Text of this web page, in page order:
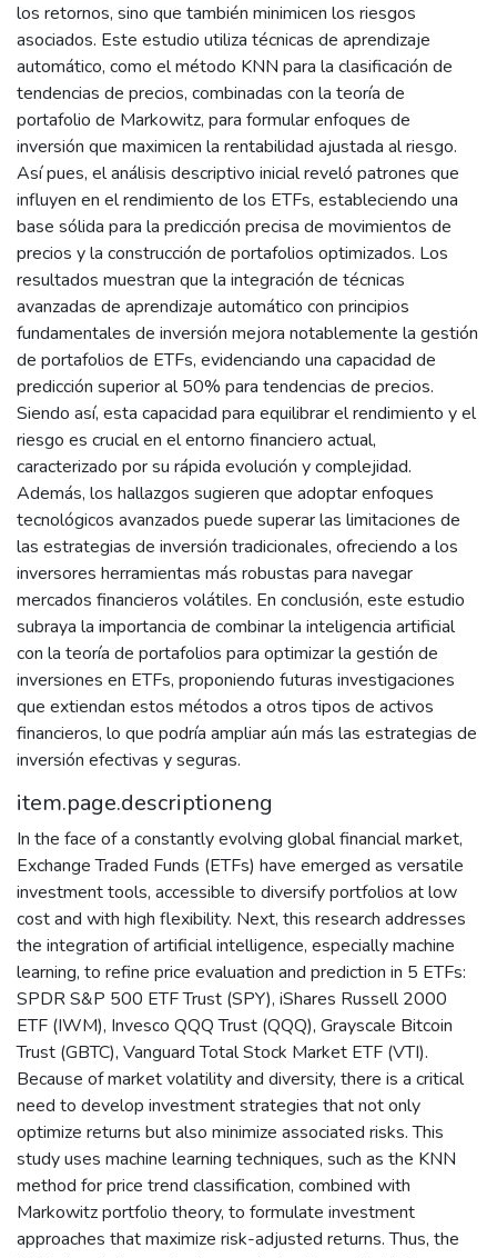
los retornos, sino que también minimicen los riesgos
asociados. Este estudio utiliza técnicas de aprendizaje
automático, como el método KNN para la clasificación de
tendencias de precios, combinadas con la teoría de
portafolio de Markowitz, para formular enfoques de
inversión que maximicen la rentabilidad ajustada al riesgo.
Así pues, el análisis descriptivo inicial reveló patrones que
influyen en el rendimiento de los ETFs, estableciendo una
base sólida para la predicción precisa de movimientos de
precios y la construcción de portafolios optimizados. Los
resultados muestran que la integración de técnicas
avanzadas de aprendizaje automático con principios
fundamentales de inversión mejora notablemente la gestión
de portafolios de ETFs, evidenciando una capacidad de
predicción superior al 50% para tendencias de precios.
Siendo así, esta capacidad para equilibrar el rendimiento y el
riesgo es crucial en el entorno financiero actual,
caracterizado por su rápida evolución y complejidad.
Además, los hallazgos sugieren que adoptar enfoques
tecnológicos avanzados puede superar las limitaciones de
las estrategias de inversión tradicionales, ofreciendo a los
inversores herramientas más robustas para navegar
mercados financieros volátiles. En conclusión, este estudio
subraya la importancia de combinar la inteligencia artificial
con la teoría de portafolios para optimizar la gestión de
inversiones en ETFs, proponiendo futuras investigaciones
que extiendan estos métodos a otros tipos de activos
financieros, lo que podría ampliar aún más las estrategias de
inversión efectivas y seguras.
item.page.descriptioneng
In the face of a constantly evolving global financial market,
Exchange Traded Funds (ETFs) have emerged as versatile
investment tools, accessible to diversify portfolios at low
cost and with high flexibility. Next, this research addresses
the integration of artificial intelligence, especially machine
learning, to refine price evaluation and prediction in 5 ETFs:
SPDR S&P 500 ETF Trust (SPY), iShares Russell 2000
ETF (IWM), Invesco QQQ Trust (QQQ), Grayscale Bitcoin
Trust (GBTC), Vanguard Total Stock Market ETF (VTI).
Because of market volatility and diversity, there is a critical
need to develop investment strategies that not only
optimize returns but also minimize associated risks. This
study uses machine learning techniques, such as the KNN
method for price trend classification, combined with
Markowitz portfolio theory, to formulate investment
approaches that maximize risk-adjusted returns. Thus, the